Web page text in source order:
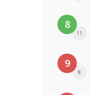
8
11
9
8